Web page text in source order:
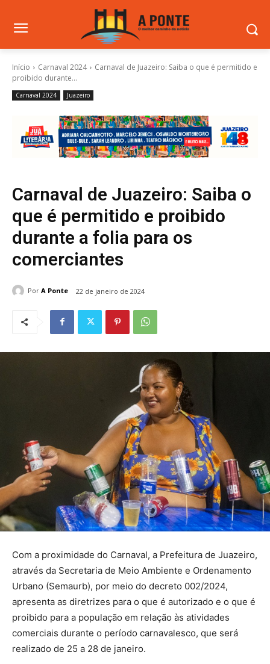
Início Carnaval 2024
Carnaval de Juazeiro: Saiba o que é permitido e
proibido durante...
Carnaval 2024 Juazeiro
Carnaval de Juazeiro: Saiba o
que é permitido e proibido
durante a folia para os
comerciantes
Por A Ponte 22 de janeiro de 2024
Com a proximidade do Carnaval, a Prefeitura de Juazeiro,
através da Secretaria de Meio Ambiente e Ordenamento
Urbano (Semaurb), por meio do decreto 002/2024,
apresenta as diretrizes para o que é autorizado e o que é
proibido para a população em relação às atividades
comerciais durante o período carnavalesco, que será
realizado de 25 a 28 de janeiro.